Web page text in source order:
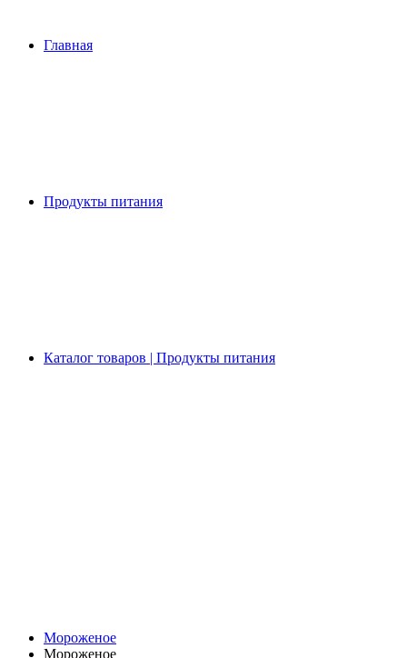
Главная
Продукты питания
Каталог товаров | Продукты питания
Мороженое
Мороженое